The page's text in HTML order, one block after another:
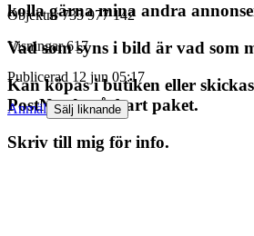
kolla gärna mina andra
Vad som syns i bild är vad som
Kan köpas i butiken eller
PostNord spårbart paket.
Skriv till mig för info.
Objektnr 735 977 142
Visningar 617
Publicerad 12 jun 05:17
Anmäl Sälj liknande